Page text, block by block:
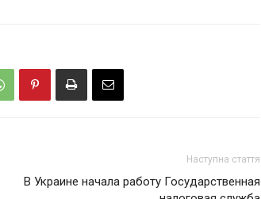
Наступна стаття
В Украине начала работу Государственная